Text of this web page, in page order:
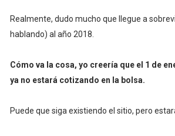
Realmente, dudo mucho que llegue a
hablando) al año 2018.
Cómo va la cosa, yo creería que el 1 de
ya no estará cotizando en la bolsa.
Puede que siga existiendo el sitio, pero